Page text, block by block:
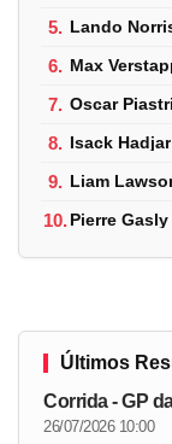
5. Lando
6. Max
7. Oscar Piastri
8. Isack Hadjar
9. Liam
10.Pierre Gasly
Últimos
Corrida - GP
26/07/2026 10:00